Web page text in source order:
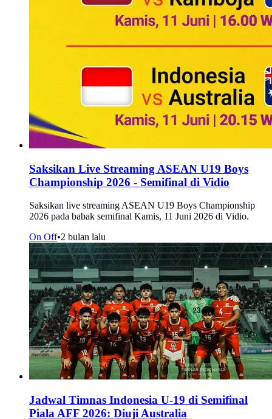
Saksikan Live Streaming ASEAN U19 Boys
Championship 2026 - Semifinal di Vidio
Saksikan live streaming ASEAN U19 Boys Championship
2026 pada babak semifinal Kamis, 11 Juni 2026 di Vidio.
On Off•2 bulan lalu
Jadwal Timnas Indonesia U-19 di Semifinal
Piala AFF 2026: Diuji Australia